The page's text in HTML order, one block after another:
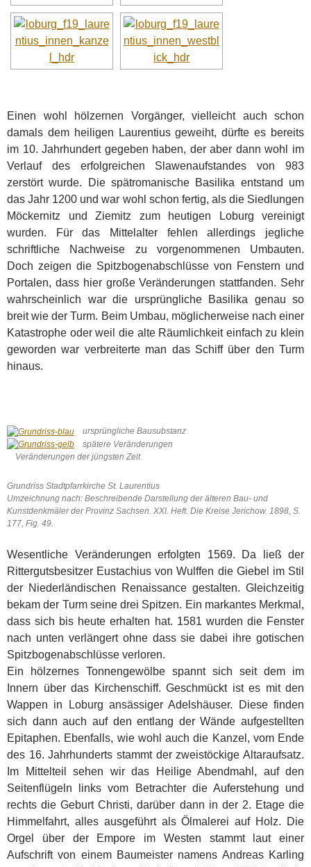
Einen wohl hölzernen Vorgänger, vielleicht auch schon
damals dem heiligen Laurentius geweiht, dürfte es bereits
im 10. Jahrhundert gegeben haben, der aber dann wohl im
Verlauf des erfolgreichen Slawenaufstandes von 983
zerstört wurde. Die spätromanische Basilika entstand um
das Jahr 1200 und war wohl schon fertig, als die Siedlungen
Möckernitz und Ziemitz zum heutigen Loburg vereinigt
wurden. Für das Mittelalter fehlen allerdings jegliche
schriftliche Nachweise zu vorgenommenen Umbauten.
Doch zeigen die Spitzbogenabschlüsse von Fenstern und
Portalen, dass hier große Veränderungen stattfanden. Sehr
wahrscheinlich war die ursprüngliche Basilika genau so
breit wie der Turm. Beim Umbau, möglicherweise nach einer
Katastrophe oder weil die alte Räumlichkeit einfach zu klein
geworden war verbreiterte man das Schiff über den Turm
hinaus.
ursprüngliche Bausubstanz
spätere Veränderungen
Veränderungen der jüngsten Zeit
Grundriss Stadtpfarrkirche St. Laurentius
Umzeichnung nach: Beschreibende Darstellung der älteren Bau- und
Kunstdenkmäler der Provinz Sachsen. XXI. Heft. Die Kreise Jerichow. 1898, S.
177, Fig. 49.
Wesentliche Veränderungen erfolgten 1569. Da ließ der
Rittergutsbesitzer Eustachius von Wulffen die Giebel im Stil
der Niederländischen Renaissance gestalten. Gleichzeitig
bekam der Turm seine drei Spitzen. Ein markantes Merkmal,
dass sich bis heute erhalten hat. 1581 wurden die Fenster
nach unten verlängert ohne dass sie dabei ihre gotischen
Spitzbogenabschlüsse verloren.
Ein hölzernes Tonnengewölbe spannt sich seit dem im
Innern über das Kirchenschiff. Geschmückt ist es mit den
Wappen in Loburg ansässiger Adelshäuser. Diese finden
sich dann auch auf den entlang der Wände aufgestellten
Epitaphen. Ebenfalls, wie wohl auch die Kanzel, vom Ende
des 16. Jahrhunderts stammt der zweistöckige Altaraufsatz.
Im Mittelteil sehen wir das Heilige Abendmahl, auf den
Seitenflügeln links vom Betrachter die Auferstehung und
rechts die Geburt Christi, darüber dann in der 2. Etage die
Himmelfahrt, alles ausgeführt als Ölmalerei auf Holz. Die
Orgel über der Empore im Westen stammt laut einer
Aufschrift von einem Baumeister namens Andreas Karling